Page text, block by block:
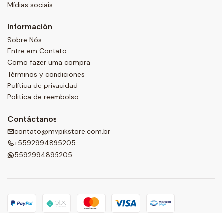
Mídias sociais
Información
Sobre Nós
Entre em Contato
Como fazer uma compra
Términos y condiciones
Política de privacidad
Politica de reembolso
Contáctanos
contato@mypikstore.com.br
+5592994895205
5592994895205